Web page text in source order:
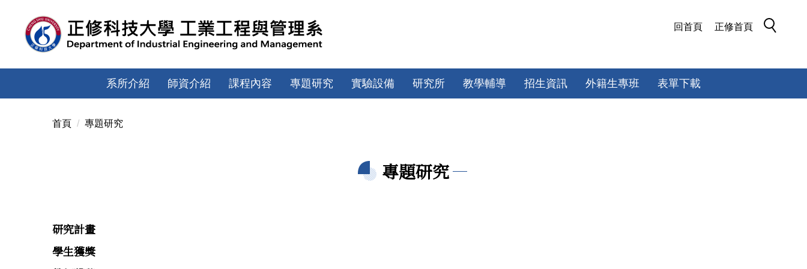
內
回首頁 正修首頁
系所介紹 師資介紹 課程內容 專題研究 實驗設備 研究所 教學輔導 招生資訊 外籍生專班 表單下載
首頁 專題研究
專題研究
研究計畫
學生獲獎